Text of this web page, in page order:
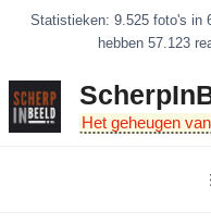
inhoud
Statistieken: 9.525 foto's in
hebben 57.123
Het geheugen